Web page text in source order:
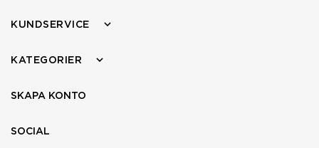
KUNDSERVICE
KATEGORIER
SKAPA KONTO
SOCIAL